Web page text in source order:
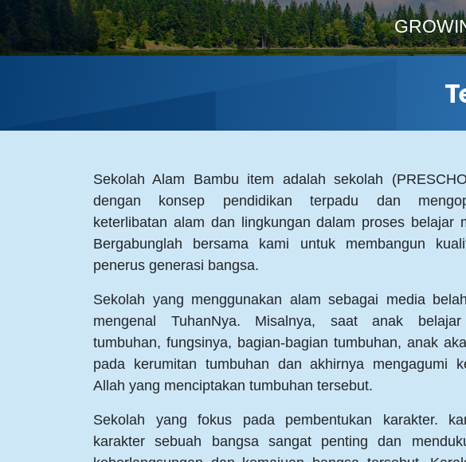
Sekolah Alam Bambu item adalah sekolah
dengan konsep pendidikan terpadu dan
keterlibatan alam dan lingkungan dalam proses belajar
Bergabunglah bersama kami untuk membangun
penerus generasi bangsa.
Sekolah yang menggunakan alam sebagai media
mengenal TuhanNya. Misalnya, saat anak belajar
tumbuhan, fungsinya, bagian-bagian tumbuhan, anak
pada kerumitan tumbuhan dan akhirnya mengagumi
Allah yang menciptakan tumbuhan tersebut.
Sekolah yang fokus pada pembentukan karakter.
karakter sebuah bangsa sangat penting dan